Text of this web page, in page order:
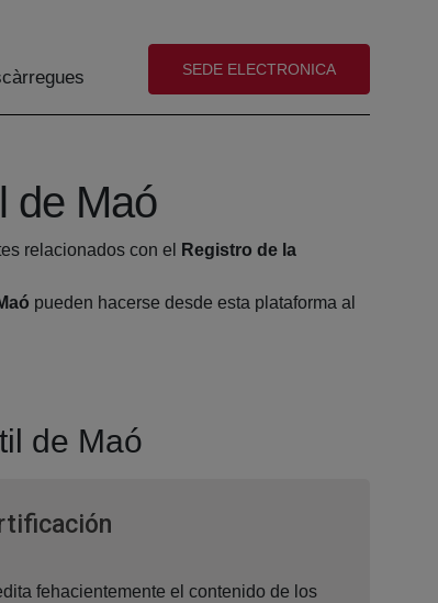
(abre en nueva ventana)
SEDE ELECTRONICA
de Maó
relacionados con el
Registro de la
pueden hacerse desde esta plataforma al
de Maó
fehacientemente el contenido de los